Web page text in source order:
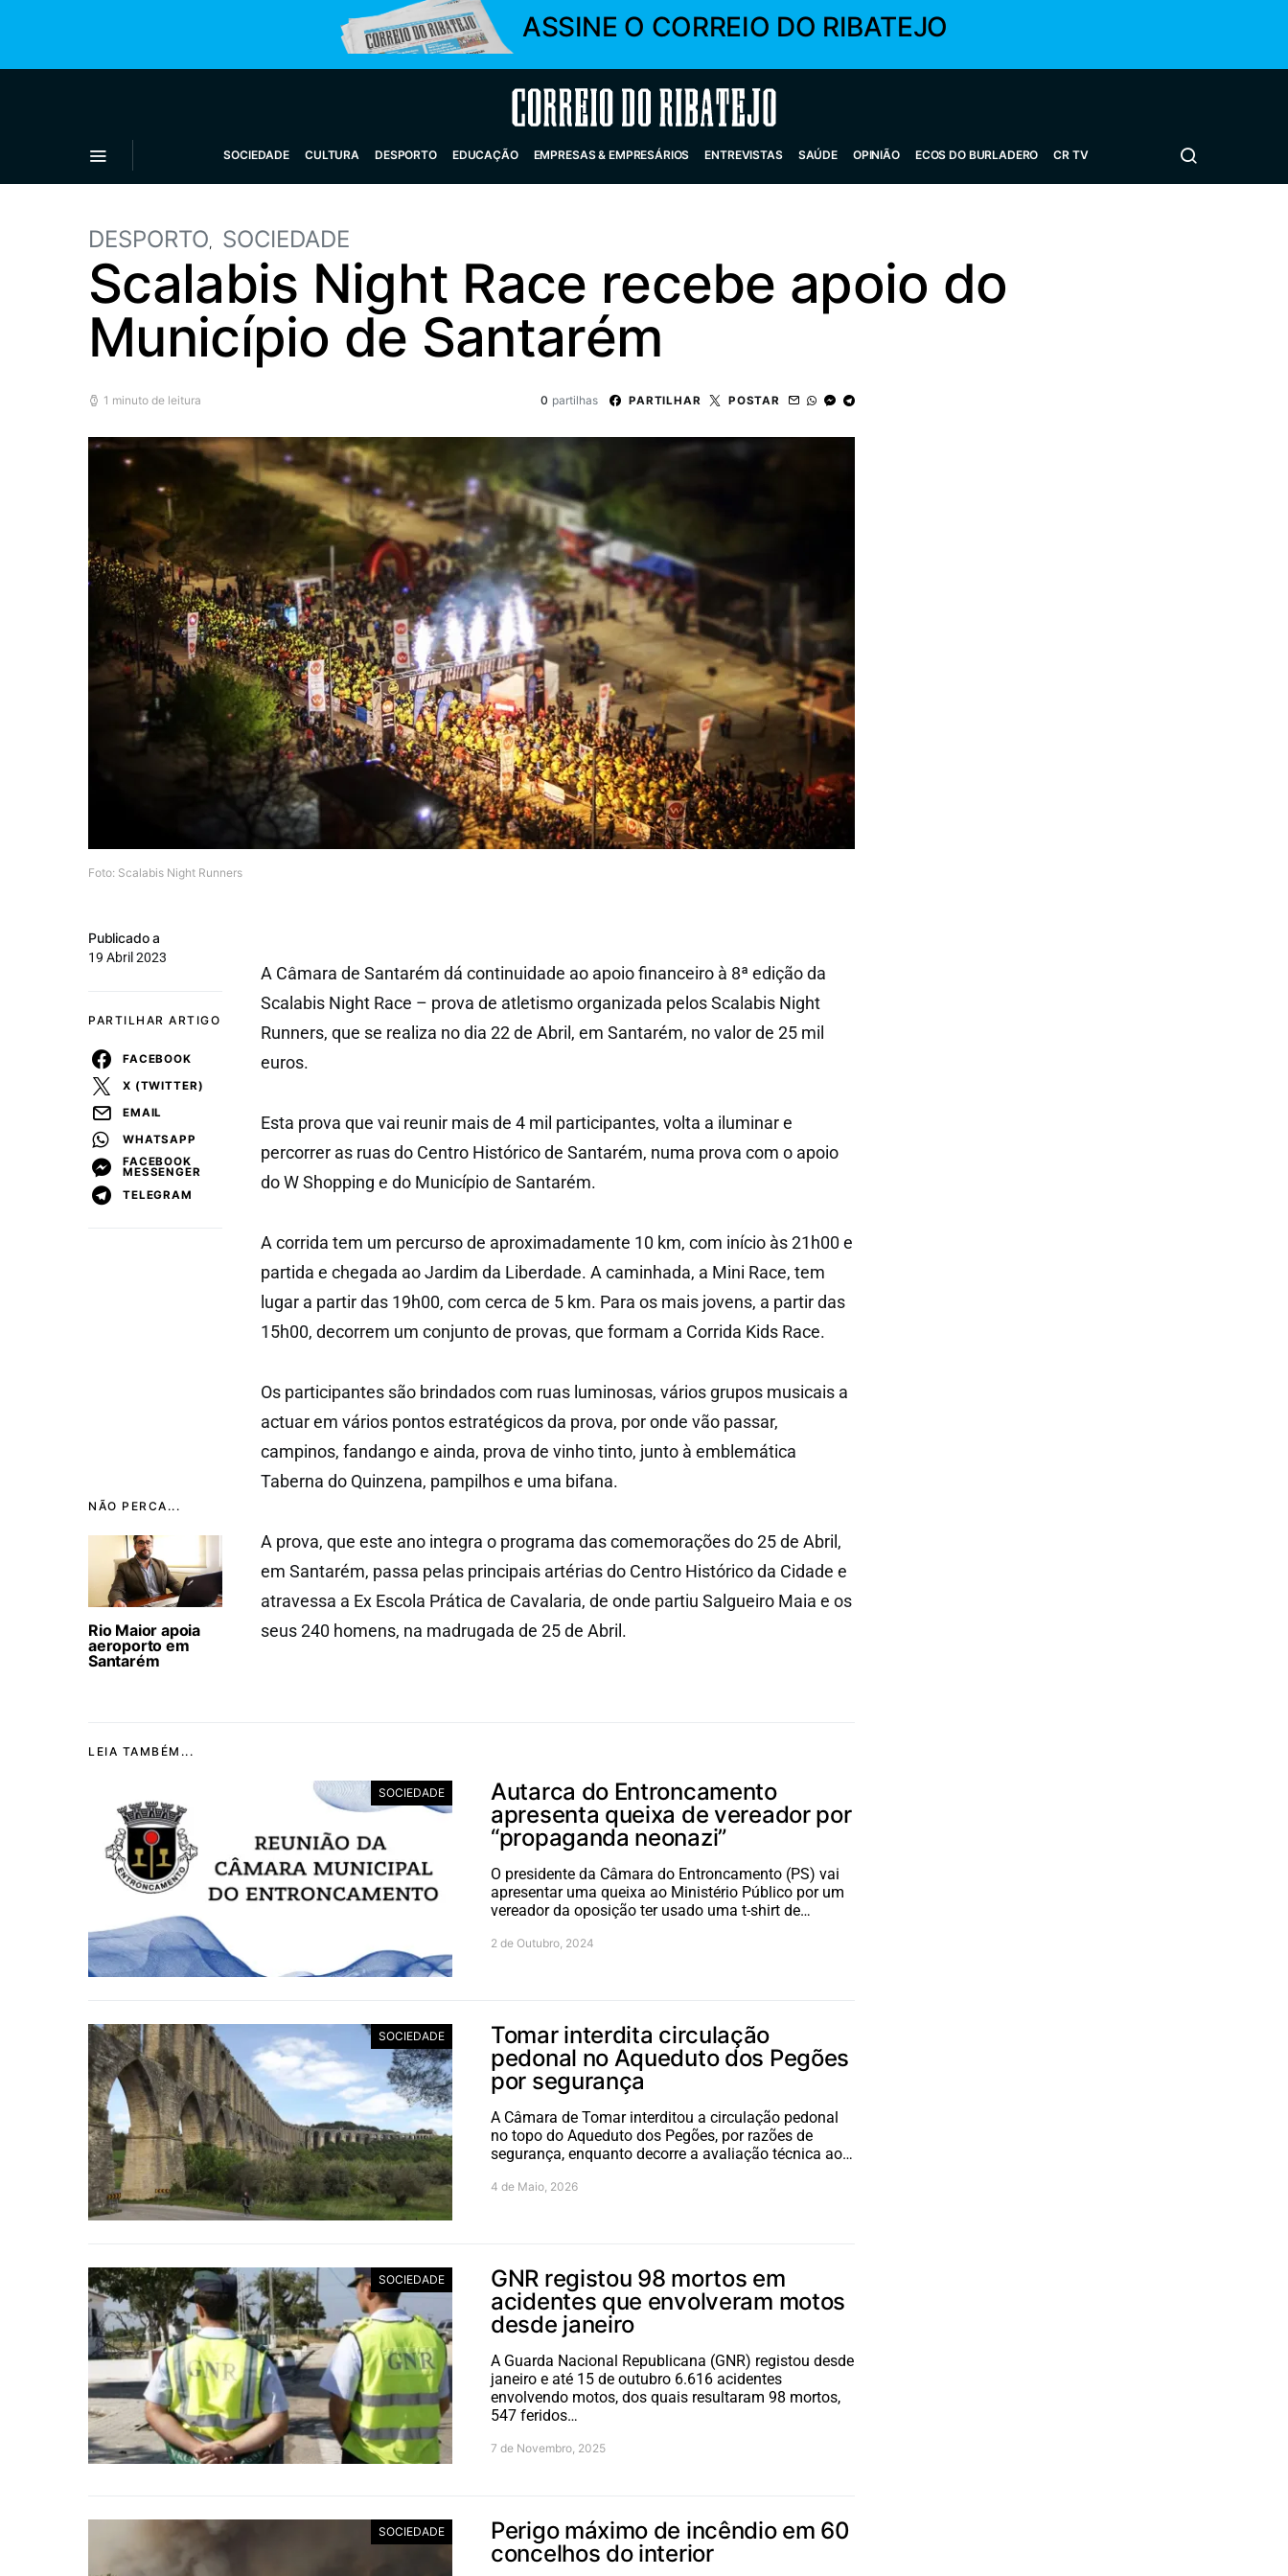
ASSINE O CORREIO DO RIBATEJO
Correio do Ribatejo
SOCIEDADE CULTURA DESPORTO EDUCAÇÃO EMPRESAS & EMPRESÁRIOS ENTREVISTAS SAÚDE OPINIÃO ECOS DO BURLADERO CR TV
DESPORTO SOCIEDADE
Scalabis Night Race recebe apoio do
Município de Santarém
1 minuto de leitura 0 partilhas PARTILHAR POSTAR
Foto: Scalabis Night Runners
NÃO PERCA...
Rio Maior apoia
aeroporto em
Santarém
Publicado a
19 Abril 2023
PARTILHAR ARTIGO
FACEBOOK
X (TWITTER)
EMAIL
WHATSAPP
FACEBOOK
MESSENGER
TELEGRAM
A Câmara de Santarém dá continuidade ao apoio financeiro à 8ª edição da
Scalabis Night Race – prova de atletismo organizada pelos Scalabis Night
Runners, que se realiza no dia 22 de Abril, em Santarém, no valor de 25 mil
euros.
Esta prova que vai reunir mais de 4 mil participantes, volta a iluminar e
percorrer as ruas do Centro Histórico de Santarém, numa prova com o apoio
do W Shopping e do Município de Santarém.
A corrida tem um percurso de aproximadamente 10 km, com início às 21h00 e
partida e chegada ao Jardim da Liberdade. A caminhada, a Mini Race, tem
lugar a partir das 19h00, com cerca de 5 km. Para os mais jovens, a partir das
15h00, decorrem um conjunto de provas, que formam a Corrida Kids Race.
Os participantes são brindados com ruas luminosas, vários grupos musicais a
actuar em vários pontos estratégicos da prova, por onde vão passar,
campinos, fandango e ainda, prova de vinho tinto, junto à emblemática
Taberna do Quinzena, pampilhos e uma bifana.
A prova, que este ano integra o programa das comemorações do 25 de Abril,
em Santarém, passa pelas principais artérias do Centro Histórico da Cidade e
atravessa a Ex Escola Prática de Cavalaria, de onde partiu Salgueiro Maia e os
seus 240 homens, na madrugada de 25 de Abril.
LEIA TAMBÉM...
SOCIEDADE
Autarca do Entroncamento
apresenta queixa de vereador por
“propaganda neonazi”
O presidente da Câmara do Entroncamento (PS) vai
apresentar uma queixa ao Ministério Público por um
vereador da oposição ter usado uma t-shirt de…
2 de Outubro, 2024
SOCIEDADE
Tomar interdita circulação
pedonal no Aqueduto dos Pegões
por segurança
A Câmara de Tomar interditou a circulação pedonal
no topo do Aqueduto dos Pegões, por razões de
segurança, enquanto decorre a avaliação técnica ao…
4 de Maio, 2026
SOCIEDADE
GNR registou 98 mortos em
acidentes que envolveram motos
desde janeiro
A Guarda Nacional Republicana (GNR) registou desde
janeiro e até 15 de outubro 6.616 acidentes
envolvendo motos, dos quais resultaram 98 mortos,
547 feridos…
7 de Novembro, 2025
SOCIEDADE
Perigo máximo de incêndio em 60
concelhos do interior